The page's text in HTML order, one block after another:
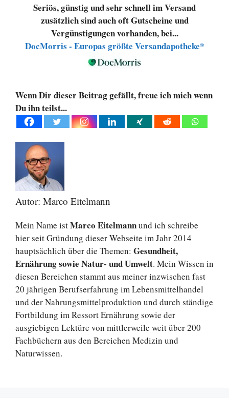
Seriös, günstig und sehr schnell im Versand
zusätzlich sind auch oft Gutscheine und
Vergünstigungen vorhanden, bei...
DocMorris - Europas größte Versandapotheke*
Wenn Dir dieser Beitrag gefällt, freue ich mich wenn
Du ihn teilst...
Autor: Marco Eitelmann
Mein Name istMarco Eitelmannund ich schreibe
hier seit Gründung dieser Webseite im Jahr 2014
hauptsächlich über die Themen: Gesundheit,
Ernährung sowie Natur- und Umwelt. Mein Wissen in
diesen Bereichen stammt aus meiner inzwischen fast
20 jährigen Berufserfahrung im Lebensmittelhandel
und der Nahrungsmittelproduktion und durch ständige
Fortbildung im Ressort Ernährung sowie der
ausgiebigen Lektüre von mittlerweile weit über 200
Fachbüchern aus den Bereichen Medizin und
Naturwissen.